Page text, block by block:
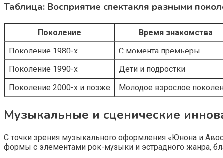
Таблица: Восприятие спектакля разными
Поколение
Время знакомства
Поколение 1980-х
С момента премьеры
Поколение 1990-х
Дети и подростки
Поколение 2000-х и позже
Молодое взрослое
Музыкальные и сценические
С точки зрения музыкального оформления «Юнона и
формы с элементами рок-музыки и эстрадного жанра,